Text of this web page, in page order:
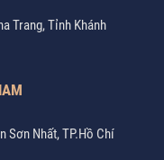
Trang, Tỉnh Khánh
Sơn Nhất, TP.Hồ Chí